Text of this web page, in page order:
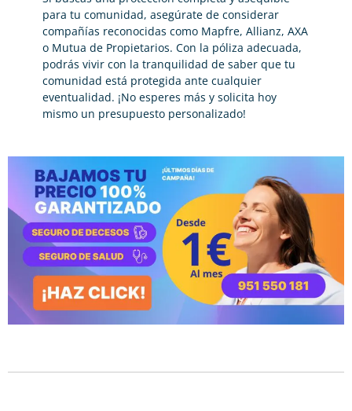
para tu comunidad, asegúrate de considerar
compañías reconocidas como Mapfre, Allianz, AXA
o Mutua de Propietarios. Con la póliza adecuada,
podrás vivir con la tranquilidad de saber que tu
comunidad está protegida ante cualquier
eventualidad. ¡No esperes más y solicita hoy
mismo un presupuesto personalizado!